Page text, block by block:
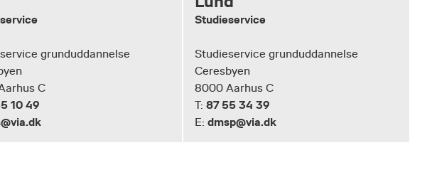
grunduddannelse
C
10 49
Studieservice
Studieservice grunduddannelse
Ceresbyen
8000 Aarhus C
T: 87 55 34 39
E: dmsp@via.dk